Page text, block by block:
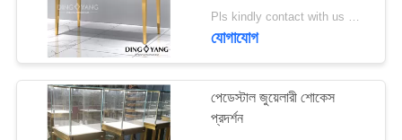
Pls kindly contact with us MOQ:১ টি দোকান অথবা ৫ টি সেট/আধুনিক জুয়েলারী কাউন্টার শোকেস
যোগাযোগ
পেডেস্টাল জুয়েলারী শোকেস
প্রদর্শন